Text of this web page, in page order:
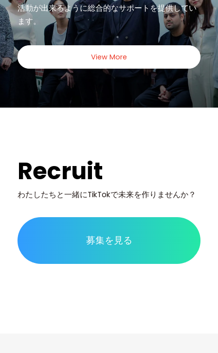
活動が出来るように総合的なサポートを提供してい
ます。
View More
Recruit
わたしたちと一緒にTikTokで未来を作りませんか？
募集を見る